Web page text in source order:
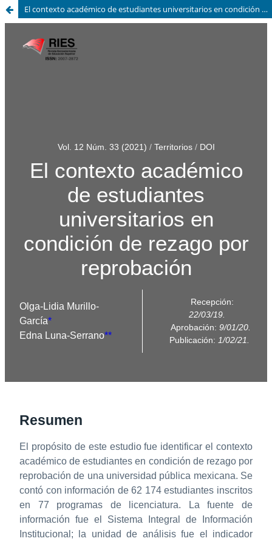
El contexto académico de estudiantes universitarios en condición de rezago por reprobación